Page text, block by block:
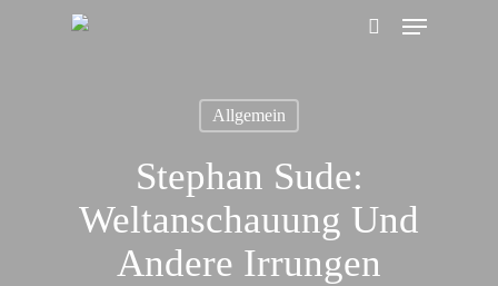
Menu
Allgemein
Stephan Sude:
Weltanschauung Und
Andere Irrungen